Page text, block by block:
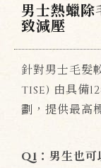
男士熱蠟除
致減壓
針對男士毛髮
tise) 由具備
劃，提供最高
Q1：男生也